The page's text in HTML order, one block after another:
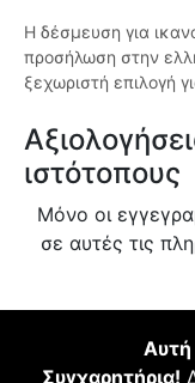
Η δέσμευση για
προσήλωση στην
ξεχωριστή επιλογή
ιστότοπους
Μόνο οι
σε αυτές τις
Αυτή
Συγχαρητήρια!